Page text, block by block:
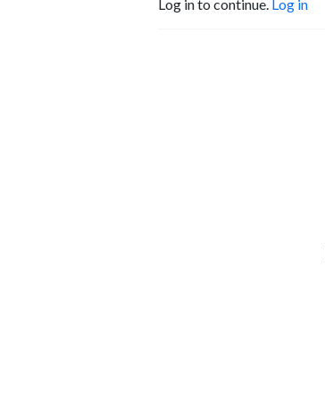
Log in to continue. Log in